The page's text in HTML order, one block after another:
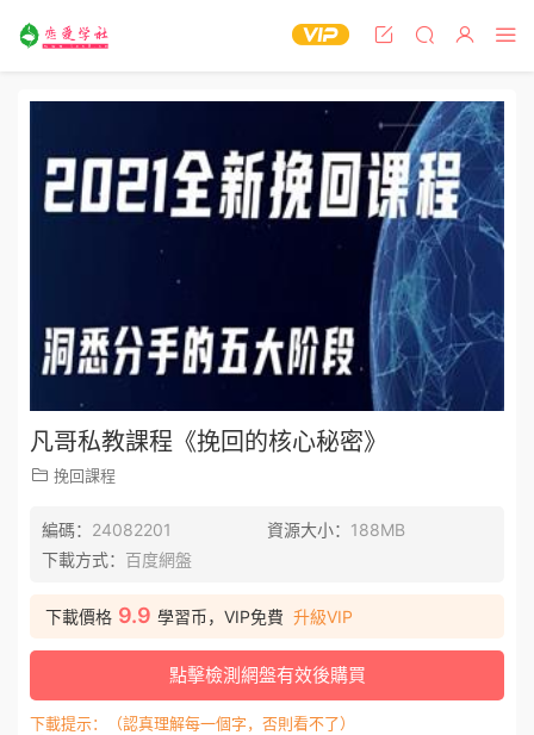
凡哥私教課程《挽回的核心秘密》
挽回課程
編碼： 24082201 資源大小： 188MB
下載方式： 百度網盤
下載價格 9.9 學習币，VIP免費 升級VIP
點擊檢測網盤有效後購買
下載提示：（認真理解每一個字，否則看不了）